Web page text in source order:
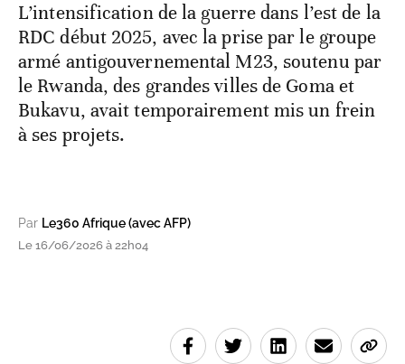
L’intensification de la guerre dans l’est de la
RDC début 2025, avec la prise par le groupe
armé antigouvernemental M23, soutenu par
le Rwanda, des grandes villes de Goma et
Bukavu, avait temporairement mis un frein
à ses projets.
Par Le360 Afrique (avec AFP)
Le 16/06/2026 à 22h04